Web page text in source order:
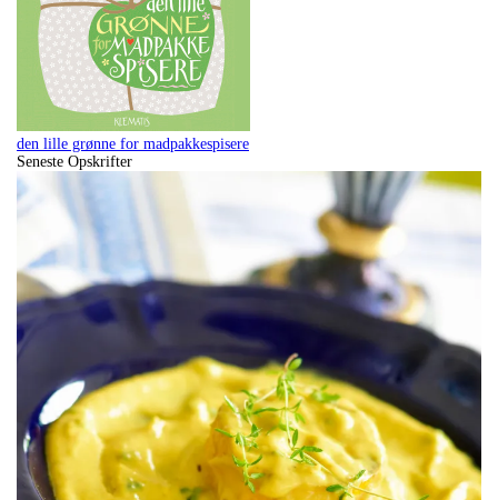
den lille grønne for madpakkespisere
Seneste Opskrifter